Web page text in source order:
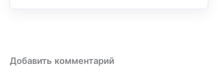
Добавить комментарий